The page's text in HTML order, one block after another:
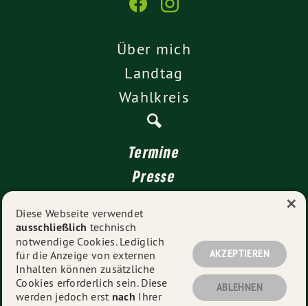
Über mich
Landtag
Wahlkreis
Termine
Presse
Impressum
Datenschutz
Diese Webseite verwendet
ausschließlich technisch
notwendige Cookies. Lediglich
für die Anzeige von externen
Inhalten können zusätzliche
Cookies erforderlich sein. Diese
werden jedoch erst nach Ihrer
AKZEPTIEREN
ABLEHNEN
×